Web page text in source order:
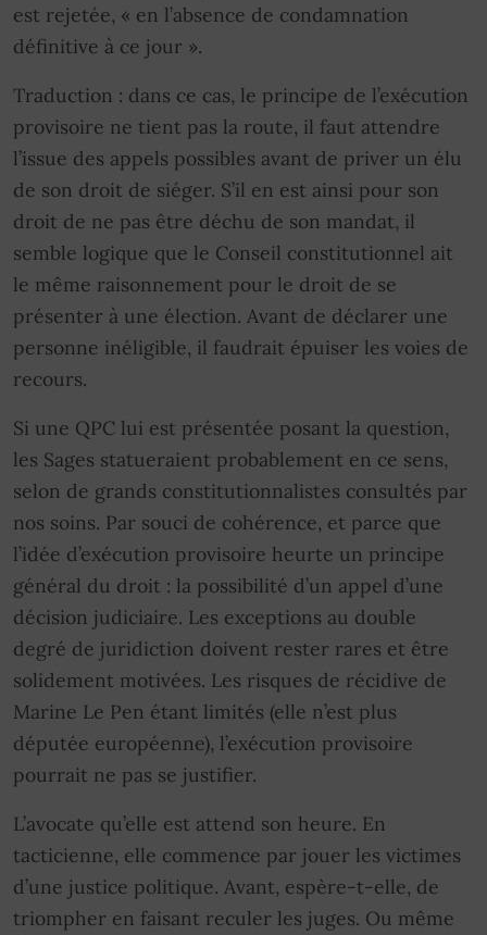
est rejetée, « en l’absence de condamnation
définitive à ce jour ».
Traduction : dans ce cas, le principe de l’exécution
provisoire ne tient pas la route, il faut attendre
l’issue des appels possibles avant de priver un élu
de son droit de siéger. S’il en est ainsi pour son
droit de ne pas être déchu de son mandat, il
semble logique que le Conseil constitutionnel ait
le même raisonnement pour le droit de se
présenter à une élection. Avant de déclarer une
personne inéligible, il faudrait épuiser les voies de
recours.
Si une QPC lui est présentée posant la question,
les Sages statueraient probablement en ce sens,
selon de grands constitutionnalistes consultés par
nos soins. Par souci de cohérence, et parce que
l’idée d’exécution provisoire heurte un principe
général du droit : la possibilité d’un appel d’une
décision judiciaire. Les exceptions au double
degré de juridiction doivent rester rares et être
solidement motivées. Les risques de récidive de
Marine Le Pen étant limités (elle n’est plus
députée européenne), l’exécution provisoire
pourrait ne pas se justifier.
L’avocate qu’elle est attend son heure. En
tacticienne, elle commence par jouer les victimes
d’une justice politique. Avant, espère-t-elle, de
triompher en faisant reculer les juges. Ou même